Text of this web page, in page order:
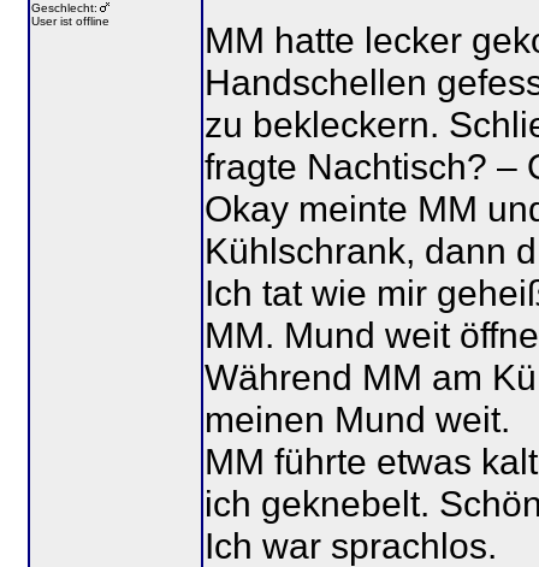
Geschlecht:
User ist offline
MM hatte lecker
Handschellen
zu bekleckern.
fragte Nachtisch? –
Okay meinte MM
Kühlschrank, dann
Ich tat wie mir
MM. Mund weit
Während MM am
meinen Mund weit.
MM führte etwas
ich geknebelt.
Ich war sprachlos.